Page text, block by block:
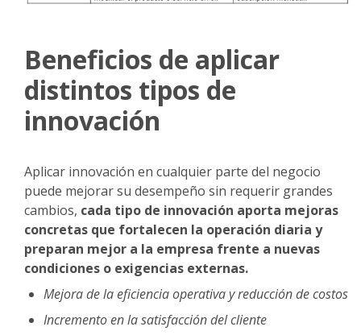
Beneficios de aplicar
distintos tipos de
innovación
Aplicar innovación en cualquier parte del negocio
puede mejorar su desempeño sin requerir grandes
cambios, cada tipo de innovación aporta mejoras
concretas que fortalecen la operación diaria y
preparan mejor a la empresa frente a nuevas
condiciones o exigencias externas.
Mejora de la eficiencia operativa y reducción de costos
Incremento en la satisfacción del cliente